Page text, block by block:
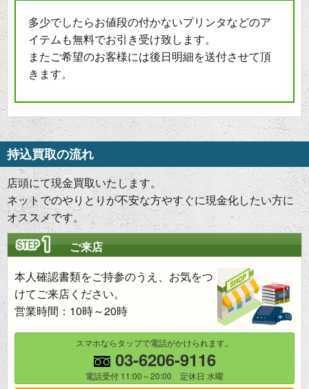
多少でしたらお値段の付かないプリンタなどのア
イテムも無料でお引き受け致します。
またご希望のお客様には後日明細を送付させて頂
きます。
持込買取の流れ
店頭にて現金買取いたします。
ネットでのやりとりが不安な方やすぐに現金化したい方に
オススメです。
ご来店
本人確認書類をご持参のうえ、お気をつ
けてご来店ください。
営業時間：10時～20時
スマホならタップで電話がかけられます。
03-6206-9116
電話受付 11:00～20:00 定休日 水曜